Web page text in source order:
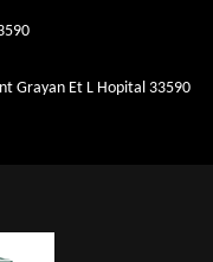
Grayan Et L Hopital 33590